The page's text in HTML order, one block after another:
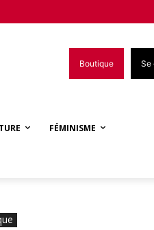
Boutique Se
FÉMINISME